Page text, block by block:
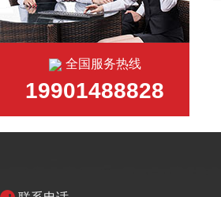
全国服务热线
19901488828